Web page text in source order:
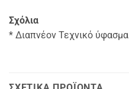
Σχόλια
* Διαπνέον Τεχνικό ύφασμα